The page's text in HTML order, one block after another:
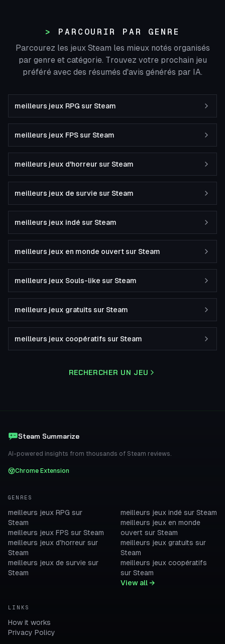
PARCOURIR PAR GENRE
Parcourez les jeux Steam les mieux notés organisés
par genre et catégorie. Trouvez votre prochain jeu
préféré avec des résumés d'avis générés par IA.
meilleurs jeux RPG sur Steam
meilleurs jeux FPS sur Steam
meilleurs jeux d'horreur sur Steam
meilleurs jeux de survie sur Steam
meilleurs jeux indé sur Steam
meilleurs jeux en monde ouvert sur Steam
meilleurs jeux Souls-like sur Steam
meilleurs jeux gratuits sur Steam
meilleurs jeux coopératifs sur Steam
RECHERCHER UN JEU
Steam Summarize
AI-powered insights from thousands of Steam reviews.
Chrome Extension
GENRES
meilleurs jeux RPG sur
Steam
meilleurs jeux FPS sur Steam
meilleurs jeux d'horreur sur
Steam
meilleurs jeux de survie sur
Steam
meilleurs jeux indé sur Steam
meilleurs jeux en monde
ouvert sur Steam
meilleurs jeux gratuits sur
Steam
meilleurs jeux coopératifs
sur Steam
View all →
LINKS
How it works
Privacy Policy